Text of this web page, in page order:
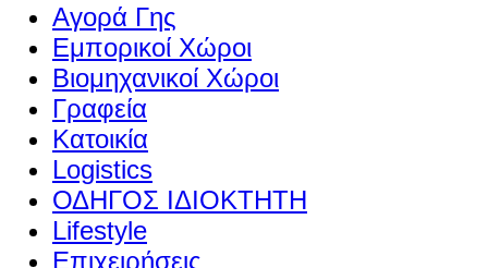
Αγορά Γης
Εμπορικοί Χώροι
Βιομηχανικοί Χώροι
Γραφεία
Κατοικία
Logistics
ΟΔΗΓΟΣ ΙΔΙΟΚΤΗΤΗ
Lifestyle
Επιχειρήσεις